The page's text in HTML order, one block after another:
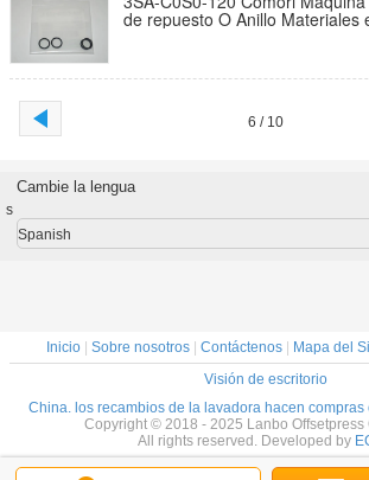
de repuesto O Anillo Materiales
6 / 10
Cambie la lengua
s
Spanish
Inicio| Sobre nosotros| Contáctenos| Mapa del
Visión de escritorio
China. los recambios de la lavadora hacen compras
Copyright © 2018 - 2025 Lanbo Offsetpress
All rights reserved. Developed by